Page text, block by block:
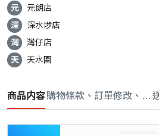
元
元朗店
深
深水埗店
灣
灣仔店
天
天水圍
商品内容購物條款、訂單修改、取